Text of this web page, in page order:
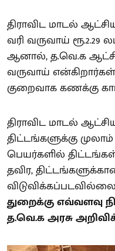
திராவிட மாடல்
வரி வருவாய் ரூ.2.29
ஆனால், த.வெ.க
வருவாய்
குறைவாக கணக்கு
திராவிட மாடல்
திட்டங்களுக்கு
பெயர்களில்
தவிர,
துறைக்கு எவ்வளவு
த.வெ.க அரசு